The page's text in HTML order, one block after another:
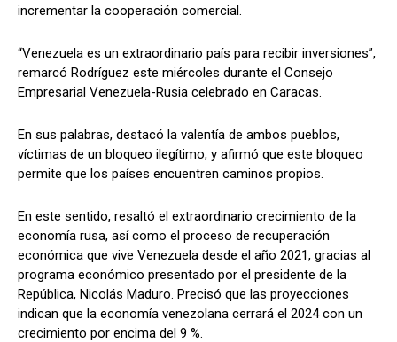
incrementar la cooperación comercial.
“Venezuela es un extraordinario país para recibir inversiones”,
remarcó Rodríguez este miércoles durante el Consejo
Empresarial Venezuela-Rusia celebrado en Caracas.
En sus palabras, destacó la valentía de ambos pueblos,
víctimas de un bloqueo ilegítimo, y afirmó que este bloqueo
permite que los países encuentren caminos propios.
En este sentido, resaltó el extraordinario crecimiento de la
economía rusa, así como el proceso de recuperación
económica que vive Venezuela desde el año 2021, gracias al
programa económico presentado por el presidente de la
República, Nicolás Maduro. Precisó que las proyecciones
indican que la economía venezolana cerrará el 2024 con un
crecimiento por encima del 9 %.